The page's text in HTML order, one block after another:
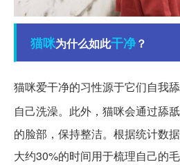
猫咪为什么如此干净？
猫咪爱干净的习性源于它们自我
自己洗澡。此外，猫咪会通过舔
的脸部，保持整洁。根据统计数
大约30%的时间用于梳理自己的